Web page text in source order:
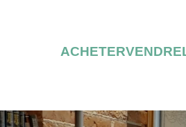
ACHETERVENDRE